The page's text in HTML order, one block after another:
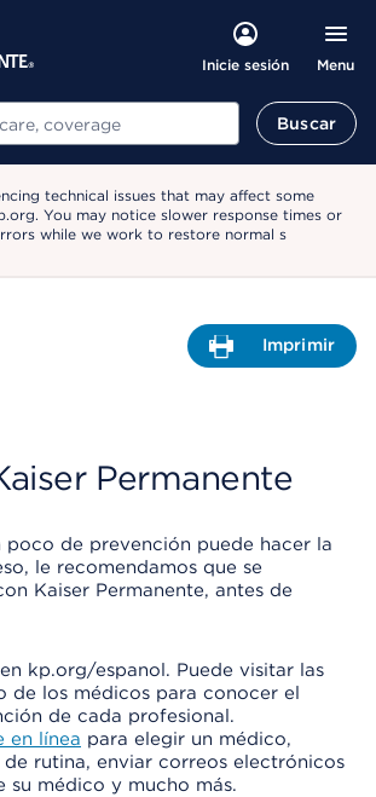
Inicie sesión Menu
Buscar
technical issues that may affect some
You may notice slower response times or
while we work to restore normal s
Imprimir
A
u
n
u
d
d
e
i
á
Permanente
poco de prevención puede hacer la
le recomendamos que se
Kaiser Permanente, antes de
kp.org/espanol. Puede visitar las
de los médicos para conocer el
de cada profesional.
en línea para elegir un médico,
rutina, enviar correos electrónicos
su médico y mucho más.